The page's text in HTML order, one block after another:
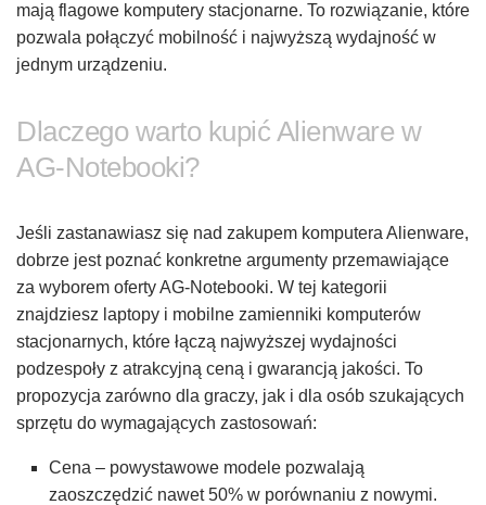
mają flagowe komputery stacjonarne. To rozwiązanie, które
pozwala połączyć mobilność i najwyższą wydajność w
jednym urządzeniu.
Dlaczego warto kupić Alienware w
AG-Notebooki?
Jeśli zastanawiasz się nad zakupem komputera Alienware,
dobrze jest poznać konkretne argumenty przemawiające
za wyborem oferty AG-Notebooki. W tej kategorii
znajdziesz laptopy i mobilne zamienniki komputerów
stacjonarnych, które łączą najwyższej wydajności
podzespoły z atrakcyjną ceną i gwarancją jakości. To
propozycja zarówno dla graczy, jak i dla osób szukających
sprzętu do wymagających zastosowań:
Cena – powystawowe modele pozwalają
zaoszczędzić nawet 50% w porównaniu z nowymi.